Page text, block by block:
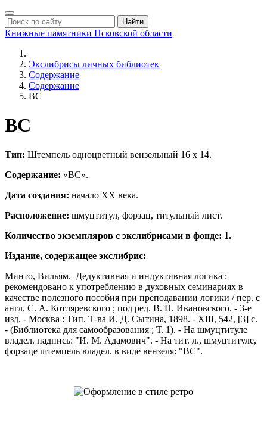
Найти
Книжные памятники Псковской области
Экслибрисы личных библиотек
Содержание
Содержание
ВС
ВС
Тип: Штемпель одноцветный вензельный 16 х 14.
Содержание: «ВС».
Дата создания: начало ХХ века.
Расположение: шмуцтитул, форзац, титульный лист.
Количество экземпляров с экслибрисами в фонде: 1.
Издание, содержащее экслибрис:
Минто, Вильям. Дедуктивная и индуктивная логика :
рекомендовано к употреблению в духовных семинариях в
качестве полезного пособия при преподавании логики / пер. с
англ. С. А. Котляревского ; под ред. В. Н. Ивановского. - 3-е
изд. - Москва : Тип. Т-ва И. Д. Сытина, 1898. - XIII, 542, [3] с.
- (Библиотека для самообразования ; Т. 1). - На шмуцтитуле
владел. надпись: "И. М. Адамович". - На тит. л., шмуцтитуле,
форзаце штемпель владел. в виде вензеля: "ВС".